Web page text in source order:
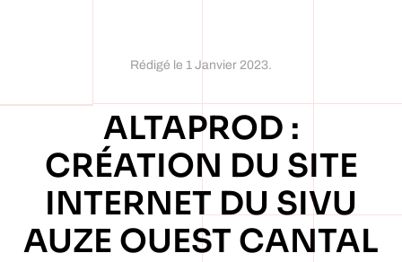
Rédigé le 1 Janvier 2023.
ALTAPROD :
CRÉATION DU SITE
INTERNET DU SIVU
AUZE OUEST CANTAL